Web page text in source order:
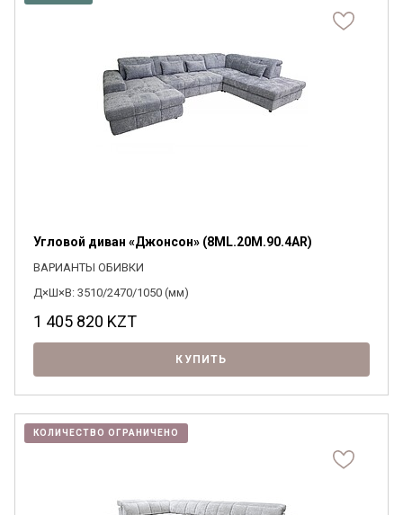
Угловой диван «Джонсон» (8ML.20M.90.4AR)
ВАРИАНТЫ ОБИВКИ
Д×Ш×В: 3510/2470/1050 (мм)
1 405 820 KZT
КУПИТЬ
КОЛИЧЕСТВО ОГРАНИЧЕНО